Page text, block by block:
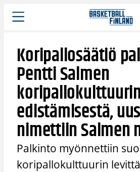
Siirry
sisältöön
Koripallosäätiö
Pentti Salmen
edistämisestä,
nimettiin Salmen
Palkinto myönnettiin
koripallokulttuurin